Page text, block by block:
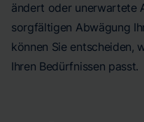
ändert oder unerwartete
sorgfältigen Abwägung
können Sie entscheiden,
Ihren Bedürfnissen passt.